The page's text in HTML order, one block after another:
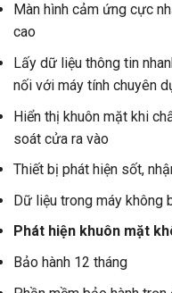
Màn hình cảm ứng cực
cao
Lấy dữ liệu thông tin
nối với máy tính chuyên
Hiển thị khuôn mặt khi
soát cửa ra vào
Thiết bị phát hiện sốt,
Dữ liệu trong máy không
Phát hiện khuôn mặt
Bảo hành 12 tháng